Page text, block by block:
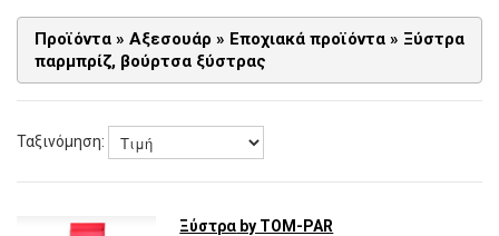
Προϊόντα » Αξεσουάρ » Εποχιακά προϊόντα » Ξύστρα
παρμπρίζ, βούρτσα ξύστρας
Ταξινόμηση:
Ξύστρα by TOM-PAR